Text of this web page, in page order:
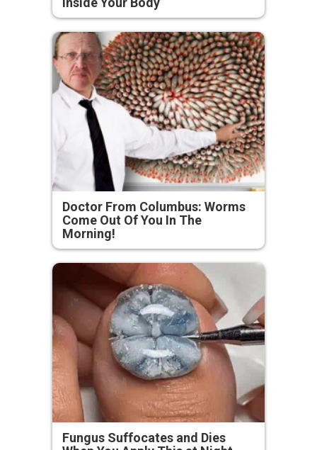
Doctor From Columbus: Worms
Come Out Of You In The
Morning!
Fungus Suffocates and Dies